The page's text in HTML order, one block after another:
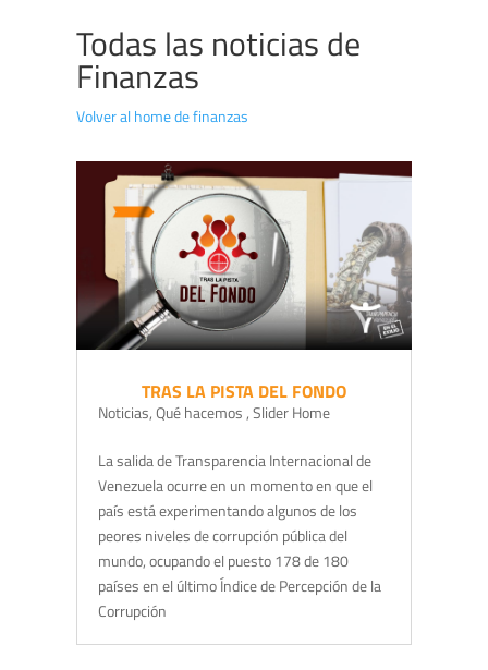
Todas las noticias de
Finanzas
Volver al home de finanzas
TRAS LA PISTA DEL FONDO
Noticias,Qué hacemos ,Slider Home
La salida de Transparencia Internacional de
Venezuela ocurre en un momento en que el
país está experimentando algunos de los
peores niveles de corrupción pública del
mundo, ocupando el puesto 178 de 180
países en el último Índice de Percepción de la
Corrupción